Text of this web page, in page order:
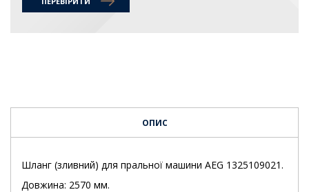
ОПИС
Шланг (зливний) для пральної машини AEG 1325109021.
Довжина: 2570 мм.